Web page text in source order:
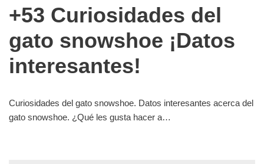
+53 Curiosidades del
gato snowshoe ¡Datos
interesantes!
Curiosidades del gato snowshoe. Datos interesantes acerca del
gato snowshoe. ¿Qué les gusta hacer a…